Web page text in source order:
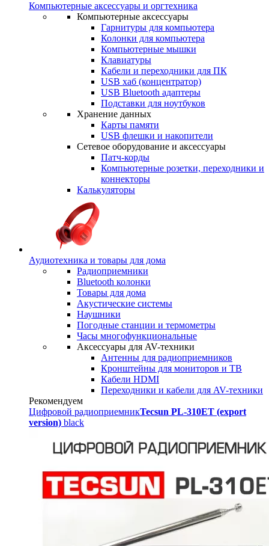
Компьютерные аксессуары и оргтехника
Компьютерные аксессуары
Гарнитуры для компьютера
Колонки для компьютера
Компьютерные мышки
Клавиатуры
Кабели и переходники для ПК
USB хаб (концентратор)
USB Bluetooth адаптеры
Подставки для ноутбуков
Хранение данных
Карты памяти
USB флешки и накопители
Сетевое оборудование и аксессуары
Патч-корды
Компьютерные розетки, переходники и
коннекторы
Калькуляторы
Аудиотехника и товары для дома
Радиоприемники
Bluetooth колонки
Товары для дома
Акустические системы
Наушники
Погодные станции и термометры
Часы многофункциональные
Аксессуары для AV-техники
Антенны для радиоприемников
Кронштейны для мониторов и ТВ
Кабели HDMI
Переходники и кабели для AV-техники
Рекомендуем
Цифровой радиоприемникTecsun PL-310ET (export
version) black